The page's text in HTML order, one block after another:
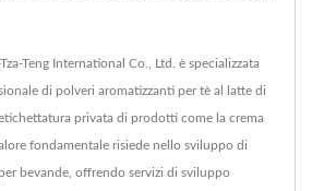
Teng International Co., Ltd. è specializzata
di polveri aromatizzanti per tè al latte di
privata di prodotti come la crema
fondamentale risiede nello sviluppo di
bevande, offrendo servizi di sviluppo